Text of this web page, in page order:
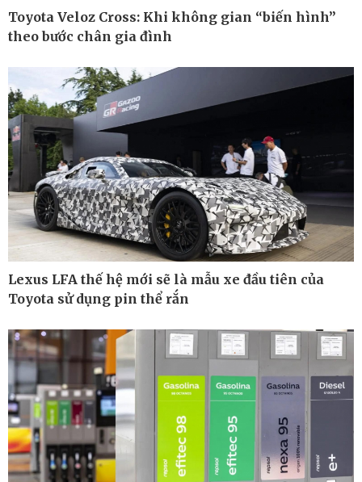
Công nghệ
Sành điệu
Tin Công nghệ
Trải nghiệm
Chuyển đổi số
Sức khỏe
Dinh dưỡng - món ngon
Cây thuốc
Sản phụ khoa
Làm đẹp - giảm cân
Phòng mạch online
Toyota Veloz Cross: Khi không gian “biến hình”
theo bước chân gia đình
Lexus LFA thế hệ mới sẽ là mẫu xe đầu tiên của
Toyota sử dụng pin thể rắn